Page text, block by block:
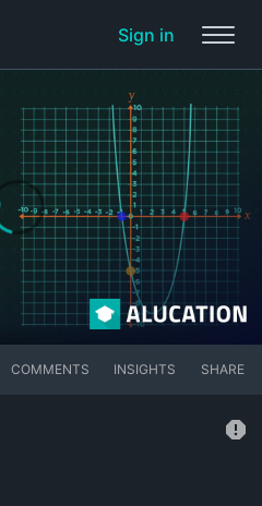
Sign in
COMMENTS INSIGHTS SHARE